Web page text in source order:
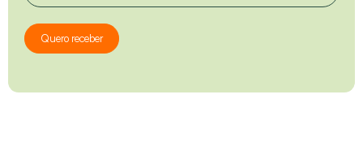
Quero receber